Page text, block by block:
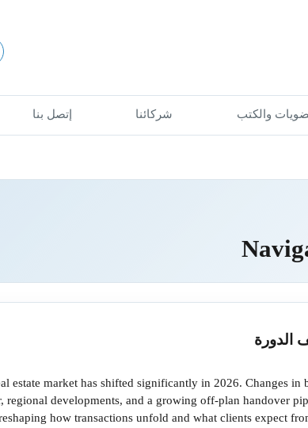
والكتب شركائنا إتصل بنا
الدورة
estate market has shifted significantly in 2026. Changes in
regional developments, and a growing off-plan handover
how transactions unfold and what clients expect